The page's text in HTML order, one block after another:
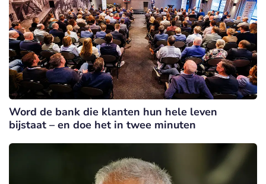
Word de bank die klanten hun hele leven
bijstaat – en doe het in twee minuten